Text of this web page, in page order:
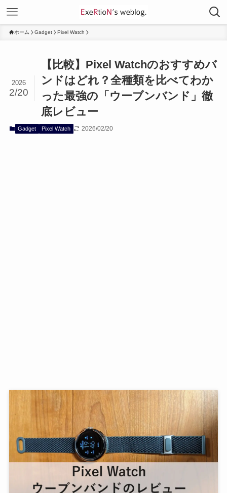
ホーム Gadget Pixel Watch
【比較】Pixel Watchのおすすめバ
ンドはどれ？全種類を比べてわか
った最強の「ウーブンバンド」徹
底レビュー
2026
2/20
Gadget Pixel Watch 2026/02/20